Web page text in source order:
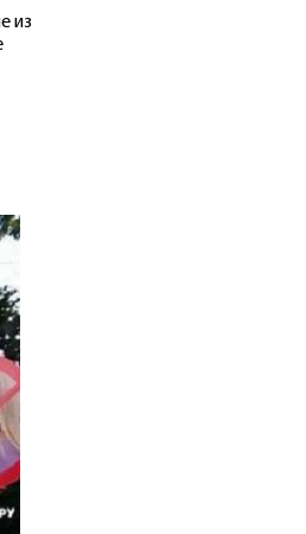
из